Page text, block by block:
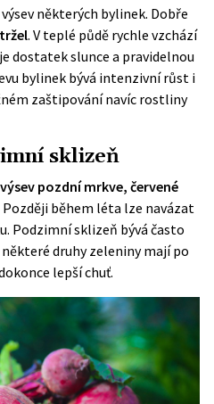
některých bylinek. Dobře
. V teplé půdě rychle vzchází
dostatek slunce a pravidelnou
bylinek bývá intenzivní růst i
zaštipování navíc rostliny
sklizeň
pozdní mrkve, červené
Později během léta lze navázat
Podzimní sklizeň bývá často
druhy zeleniny mají po
lepší chuť.